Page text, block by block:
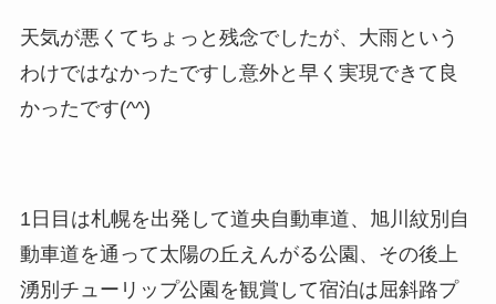
天気が悪くてちょっと残念でしたが、大雨という
わけではなかったですし意外と早く実現できて良
かったです(^^)
1日目は札幌を出発して道央自動車道、旭川紋別自
動車道を通って太陽の丘えんがる公園、その後上
湧別チューリップ公園を観賞して宿泊は屈斜路プ